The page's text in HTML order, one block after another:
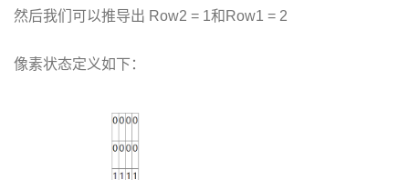
然后我们可以推导出 Row2 = 1和Row1 = 2
像素状态定义如下：